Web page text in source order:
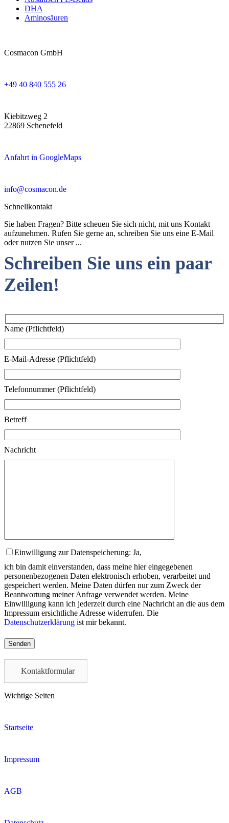
DHA
Aminosäuren
Cosmacon GmbH
+49 40 840 555 26
Kiebitzweg 2
22869 Schenefeld
Anfahrt in GoogleMaps
info@cosmacon.de
Schnellkontakt
Sie haben Fragen? Bitte scheuen Sie sich nicht, mit uns Kontakt
aufzunehmen. Rufen Sie gerne an, schreiben Sie uns eine E-Mail
oder nutzen Sie unser ...
Schreiben Sie uns ein paar
Zeilen!
Name (Pflichtfeld)
E-Mail-Adresse (Pflichtfeld)
Telefonnummer (Pflichtfeld)
Betreff
Nachricht
Einwilligung zur Datenspeicherung: Ja,
ich bin damit einverstanden, dass meine hier eingegebenen
personenbezogenen Daten elektronisch erhoben, verarbeitet und
gespeichert werden. Meine Daten dürfen nur zum Zweck der
Beantwortung meiner Anfrage verwendet werden. Meine
Einwilligung kann ich jederzeit durch eine Nachricht an die aus dem
Impressum ersichtliche Adresse widerrufen. Die
Datenschutzerklärung ist mir bekannt.
Please
leave
empty.Kontaktformular
Wichtige Seiten
Startseite
Impressum
AGB